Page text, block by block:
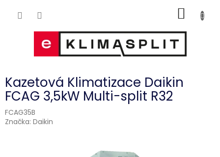
KOŠÍK
Kazetová Klimatizace Daikin
FCAG 3,5kW Multi-split R32
FCAG35B
Značka: Daikin